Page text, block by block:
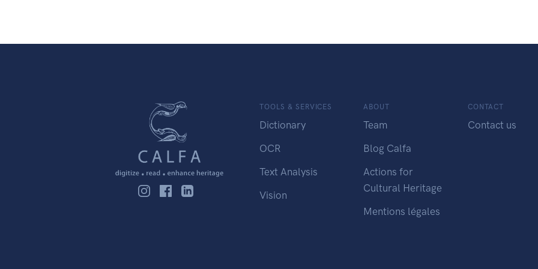
TOOLS & SERVICES
Dictionary
OCR
Text Analysis
Vision
ABOUT
Team
Blog Calfa
Actions for
Cultural Heritage
Mentions légales
CONTACT
Contact us